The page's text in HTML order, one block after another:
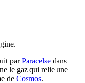
parParacelse dans
le gaz qui relie une
de Cosmos.